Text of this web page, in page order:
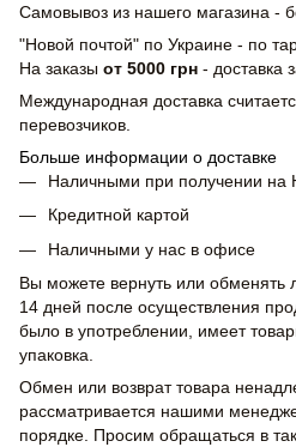
Самовывоз из нашего магазина -
"Новой почтой" по Украине - по
На заказы от 5000 грн - доставка
Международная доставка
перевозчиков.
Больше информации о доставке
Наличными при получении на
Кредитной картой
Наличными у нас в офисе
Вы можете вернуть или обменять
14 дней после осуществления
было в употреблении, имеет
упаковка.
Обмен или возврат товара
рассматривается нашими
порядке. Просим обращаться в